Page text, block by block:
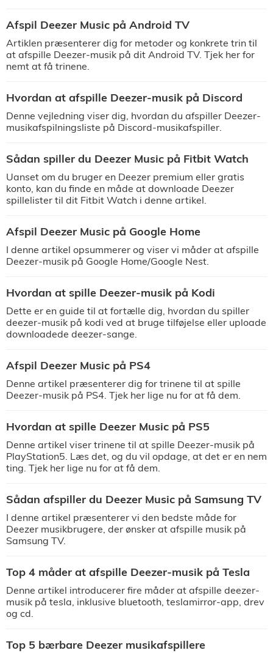
Afspil Deezer Music på Android TV
Artiklen præsenterer dig for metoder og konkrete trin til
at afspille Deezer-musik på dit Android TV. Tjek her for
nemt at få trinene.
Hvordan at afspille Deezer-musik på Discord
Denne vejledning viser dig, hvordan du afspiller Deezer-
musikafspilningsliste på Discord-musikafspiller.
Sådan spiller du Deezer Music på Fitbit Watch
Uanset om du bruger en Deezer premium eller gratis
konto, kan du finde en måde at downloade Deezer
spillelister til dit Fitbit Watch i denne artikel.
Afspil Deezer Music på Google Home
I denne artikel opsummerer og viser vi måder at afspille
Deezer-musik på Google Home/Google Nest.
Hvordan at spille Deezer-musik på Kodi
Dette er en guide til at fortælle dig, hvordan du spiller
deezer-musik på kodi ved at bruge tilføjelse eller uploade
downloadede deezer-sange.
Afspil Deezer Music på PS4
Denne artikel præsenterer dig for trinene til at spille
Deezer-musik på PS4. Tjek her lige nu for at få dem.
Hvordan at spille Deezer Music på PS5
Denne artikel viser trinene til at spille Deezer-musik på
PlayStation5. Læs det, og du vil opdage, at det er en nem
ting. Tjek her lige nu for at få dem.
Sådan afspiller du Deezer Music på Samsung TV
I denne artikel præsenterer vi den bedste måde for
Deezer musikbrugere, der ønsker at afspille musik på
Samsung TV.
Top 4 måder at afspille Deezer-musik på Tesla
Denne artikel introducerer fire måder at afspille deezer-
musik på tesla, inklusive bluetooth, teslamirror-app, drev
og cd.
Top 5 bærbare Deezer musikafspillere